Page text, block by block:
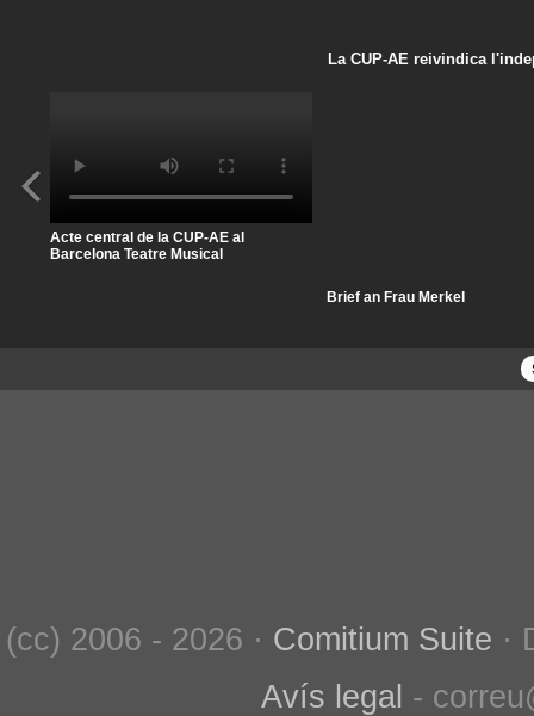
La CUP-AE reivindica
Acte central de la CUP-AE al
Barcelona Teatre Musical
Brief an Frau Merkel
(cc) 2006 - 2026 · Comitium Suite ·
Avís legal -